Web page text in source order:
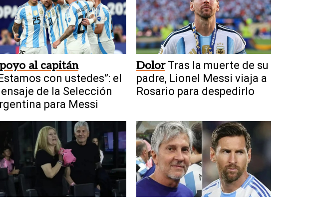
al capitán
con ustedes”: el
de la Selección
para Messi
Dolor Tras la muerte de su
padre, Lionel Messi viaja a
Rosario para despedirlo